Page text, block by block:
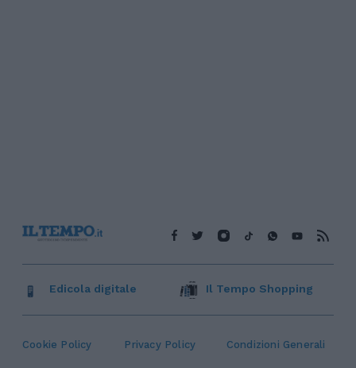
Cookie Policy Privacy Policy Condizioni Generali
Edicola digitale Il Tempo Shopping